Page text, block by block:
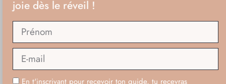
joie dès le réveil !
En t'inscrivant pour recevoir ton guide, tu recevras